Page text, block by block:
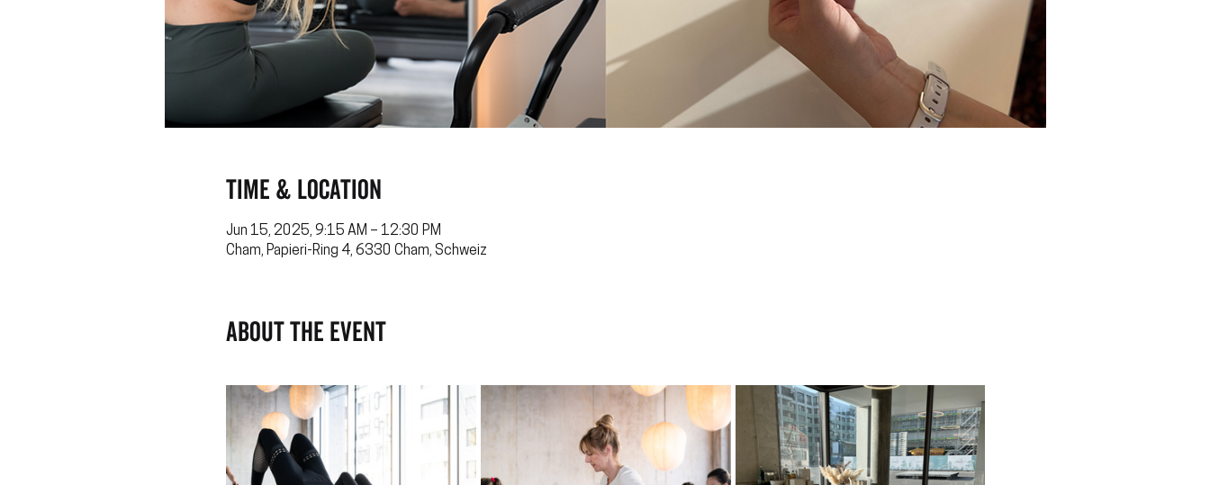
Time & Location
Jun 15, 2025, 9:15 AM – 12:30 PM
Cham, Papieri-Ring 4, 6330 Cham, Schweiz
About the event